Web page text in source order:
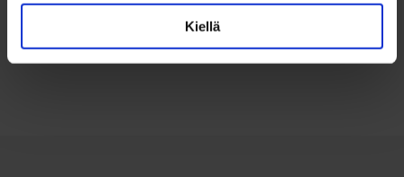
Kiellä
Takaisin ylös